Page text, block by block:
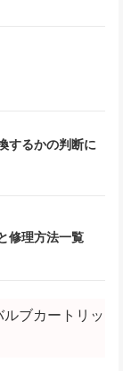
するかの判断に
修理方法一覧
ブカートリッ